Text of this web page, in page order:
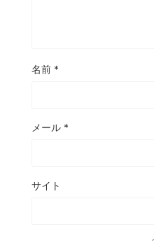
名前 *
メール *
サイト